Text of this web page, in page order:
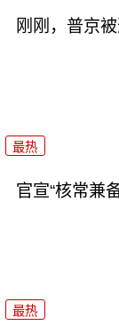
刚刚，普京
最热
官宣“核常兼
最热